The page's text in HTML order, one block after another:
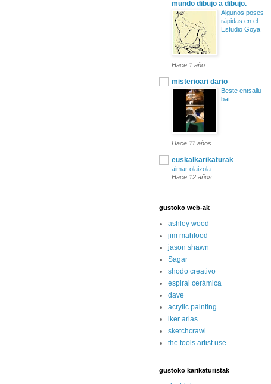
mundo dibujo a dibujo.
Algunos poses
rápidas en el
Estudio Goya
Hace 1 año
misterioari dario
Beste entsailu
bat
Hace 11 años
euskalkarikaturak
aimar olaizola
Hace 12 años
gustoko web-ak
ashley wood
jim mahfood
jason shawn
Sagar
shodo creativo
espiral cerámica
dave
acrylic painting
iker arias
sketchcrawl
the tools artist use
gustoko karikaturistak